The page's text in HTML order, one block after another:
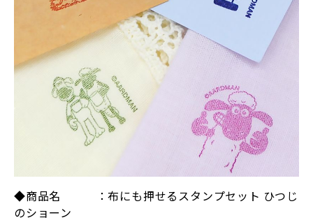
◆商品名 ：布にも押せるスタンプセット ひつじ
のショーン